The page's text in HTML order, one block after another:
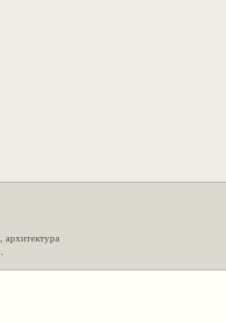
, архитектура